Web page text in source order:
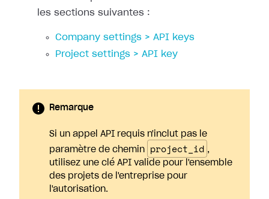
les sections suivantes :
Company settings > API keys
Project settings > API key
Remarque
Si un appel API requis n'inclut pas le
paramètre de chemin
project_id ,
utilisez une clé API valide pour l'ensemble
des projets de l'entreprise pour
l'autorisation.